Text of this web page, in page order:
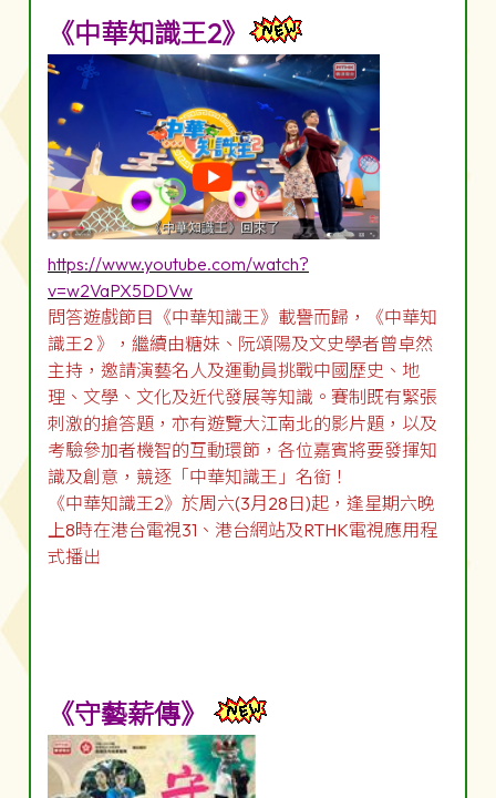
《中華知識王2》
https://www.youtube.com/watch?
v=w2VaPX5DDVw
問答遊戲節目《中華知識王》載譽而歸，《中華知
識王2 》，繼續由糖妹、阮頌陽及文史學者曾卓然
主持，邀請演藝名人及運動員挑戰中國歷史、地
理、文學、文化及近代發展等知識。賽制既有緊張
刺激的搶答題，亦有遊覽大江南北的影片題，以及
考驗參加者機智的互動環節，各位嘉賓將要發揮知
識及創意，競逐「中華知識王」名銜！
《中華知識王2》於周六(3月28日)起，逢星期六晚
上8時在港台電視31、港台網站及RTHK電視應用程
式播出
《守藝薪傳》